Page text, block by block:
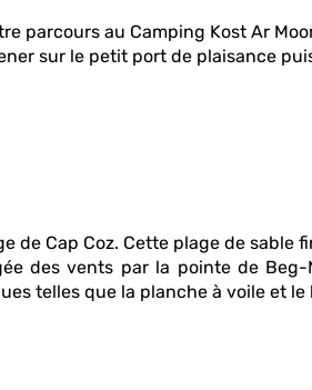
parcours au Camping Kost Ar
sur le petit port de plaisance
Cap Coz. Cette plage de sable
des vents par la pointe de
telles que la planche à voile et le